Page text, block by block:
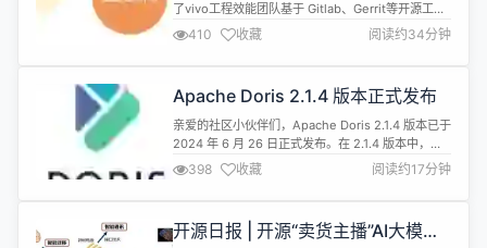
了vivo工程效能团队基于 Gitlab、Gerrit等开源工具
搭建的VCR平台，代码评审idea插件开发及开发过程
中遇到的挑战、困难，并分享了相应的应对策略和优
化方案。 代码评审是软件质量保证一种活动，由一个
理解。一般来说分为作者和评审者两种角色，作...
410 收藏 阅读约34分钟
Apache Doris 2.1.4 版本正式发布
亲爱的社区小伙伴们，Apache Doris 2.1.4 版本已于
2024 年 6 月 26 日正式发布。在 2.1.4 版本中，我
们对数据湖分析场景进行了多项功能体验优化，重点
修复了旧版本中异常内存占用的问题，同时提交了若
干改进项以及问题修复，进一步提升了系统的性能、
稳定性及易用性，欢迎大家下载使用。 官网下载页：
https://doris.apache...
398 收藏 阅读约17分钟
开源日报 | 开源“卖货主播”AI大模